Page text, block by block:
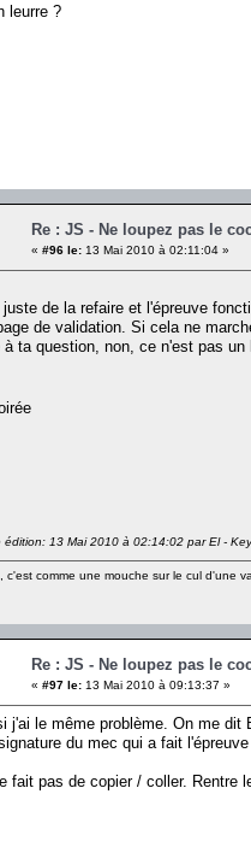
leurre ?
Re : JS - Ne loupez pas le
« #96 le: 13 Mai 2010 à 02:11:04 »
de la refaire et l'épreuve
de validation. Si cela ne
à ta question, non, ce n'est pas
édition: 13 Mai 2010 à 02:14:02 par El - Key
c'est comme une mouche sur le cul d'une
Re : JS - Ne loupez pas le
« #97 le: 13 Mai 2010 à 09:13:37 »
j'ai le même problème. On me
du mec qui a fait
fait pas de copier / coller. Rentre